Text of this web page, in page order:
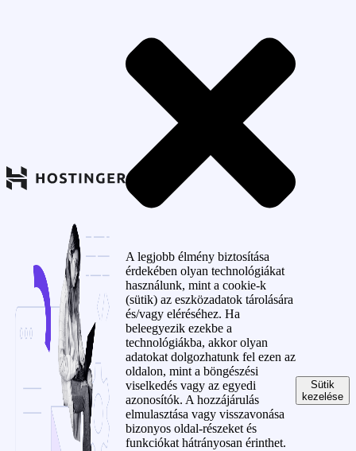
A legjobb élmény biztosítása
érdekében olyan technológiákat
használunk, mint a cookie-k
(sütik) az eszközadatok tárolására
és/vagy eléréséhez. Ha
beleegyezik ezekbe a
technológiákba, akkor olyan
adatokat dolgozhatunk fel ezen az
oldalon, mint a böngészési
viselkedés vagy az egyedi
azonosítók. A hozzájárulás
elmulasztása vagy visszavonása
bizonyos oldal-részeket és
funkciókat hátrányosan érinthet.
Sütik
kezelése